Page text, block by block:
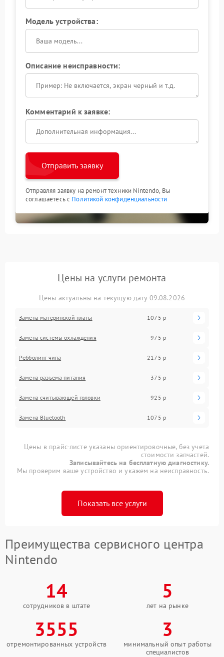
Модель устройства:
Описание неисправности:
Комментарий к заявке:
Отправить заявку
Отправляя заявку на ремонт техники Nintendo, Вы
соглашаетесь с Политикой конфиденциальности
Цены на услуги ремонта
Цены актуальны на текущую дату 09.08.2026
Замена материнской платы 1075 р
Замена системы охлаждения 975 р
Ребболинг чипа 2175 р
Замена разъема питания 375 р
Замена считывающей головки 925 р
Замена Bluetooth 1075 р
Цены в прайс-листе указаны ориентировочные, без учета
стоимости запчастей.
Записывайтесь на бесплатную диагностику.
Мы проверим ваше устройство и укажем на неисправность.
Показать все услуги
Преимущества сервисного центра
Nintendo
14
сотрудников в штате
5
лет на рынке
3555
отремонтированных устройств
3
минимальный опыт работы
специалистов